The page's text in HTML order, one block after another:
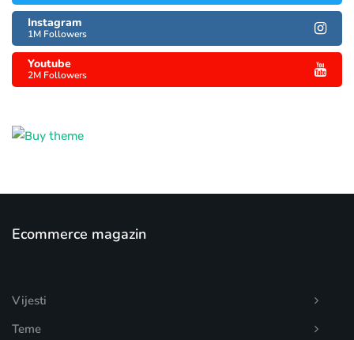
Instagram
1M Followers
Youtube
2M Followers
Ecommerce magazin
Vijesti
Teme